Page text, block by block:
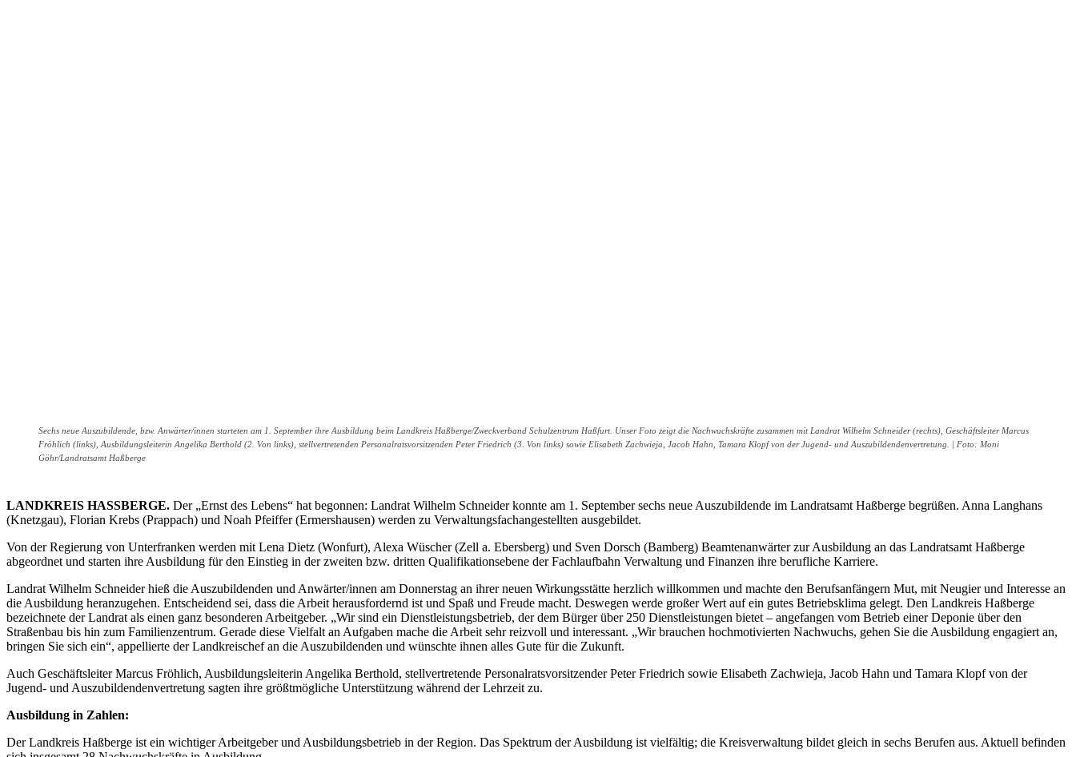
Sechs neue Auszubildende, bzw. Anwärter/innen starteten am 1. September ihre Ausbildung beim Landkreis Haßberge/Zweckverband Schulzentrum Haßfurt. Unser Foto zeigt die Nachwuchskräfte zusammen mit Landrat Wilhelm Schneider (rechts), Geschäftsleiter Marcus
Fröhlich (links), Ausbildungsleiterin Angelika Berthold (2. Von links), stellvertretenden Personalratsvorsitzenden Peter Friedrich (3. Von links) sowie Elisabeth Zachwieja, Jacob Hahn, Tamara Klopf von der Jugend- und Auszubildendenvertretung. | Foto: Moni
Göhr/Landratsamt Haßberge
LANDKREIS HASSBERGE. Der „Ernst des Lebens“ hat begonnen: Landrat Wilhelm Schneider konnte am 1. September sechs neue Auszubildende im Landratsamt Haßberge begrüßen. Anna Langhans
(Knetzgau), Florian Krebs (Prappach) und Noah Pfeiffer (Ermershausen) werden zu Verwaltungsfachangestellten ausgebildet.
Von der Regierung von Unterfranken werden mit Lena Dietz (Wonfurt), Alexa Wüscher (Zell a. Ebersberg) und Sven Dorsch (Bamberg) Beamtenanwärter zur Ausbildung an das Landratsamt Haßberge
abgeordnet und starten ihre Ausbildung für den Einstieg in der zweiten bzw. dritten Qualifikationsebene der Fachlaufbahn Verwaltung und Finanzen ihre berufliche Karriere.
Landrat Wilhelm Schneider hieß die Auszubildenden und Anwärter/innen am Donnerstag an ihrer neuen Wirkungsstätte herzlich willkommen und machte den Berufsanfängern Mut, mit Neugier und Interesse an
die Ausbildung heranzugehen. Entscheidend sei, dass die Arbeit herausfordernd ist und Spaß und Freude macht. Deswegen werde großer Wert auf ein gutes Betriebsklima gelegt. Den Landkreis Haßberge
bezeichnete der Landrat als einen ganz besonderen Arbeitgeber. „Wir sind ein Dienstleistungsbetrieb, der dem Bürger über 250 Dienstleistungen bietet – angefangen vom Betrieb einer Deponie über den
Straßenbau bis hin zum Familienzentrum. Gerade diese Vielfalt an Aufgaben mache die Arbeit sehr reizvoll und interessant. „Wir brauchen hochmotivierten Nachwuchs, gehen Sie die Ausbildung engagiert an,
bringen Sie sich ein“, appellierte der Landkreischef an die Auszubildenden und wünschte ihnen alles Gute für die Zukunft.
Auch Geschäftsleiter Marcus Fröhlich, Ausbildungsleiterin Angelika Berthold, stellvertretende Personalratsvorsitzender Peter Friedrich sowie Elisabeth Zachwieja, Jacob Hahn und Tamara Klopf von der
Jugend- und Auszubildendenvertretung sagten ihre größtmögliche Unterstützung während der Lehrzeit zu.
Ausbildung in Zahlen:
Der Landkreis Haßberge ist ein wichtiger Arbeitgeber und Ausbildungsbetrieb in der Region. Das Spektrum der Ausbildung ist vielfältig; die Kreisverwaltung bildet gleich in sechs Berufen aus. Aktuell befinden